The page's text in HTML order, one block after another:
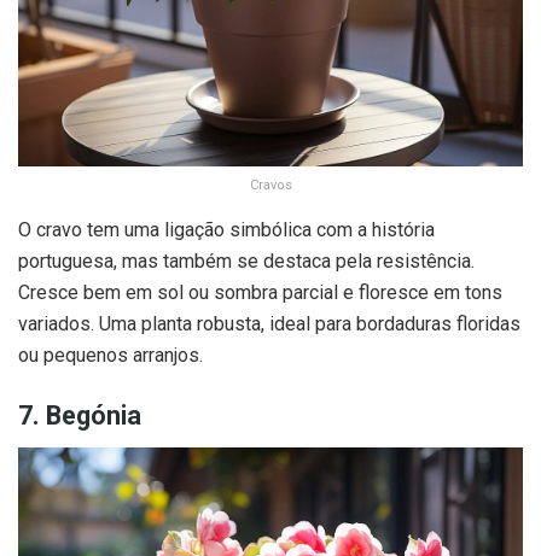
Cravos
O cravo tem uma ligação simbólica com a história
portuguesa, mas também se destaca pela resistência.
Cresce bem em sol ou sombra parcial e floresce em tons
variados. Uma planta robusta, ideal para bordaduras floridas
ou pequenos arranjos.
7. Begónia